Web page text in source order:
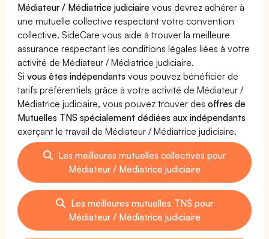
Médiateur / Médiatrice judiciaire vous devrez adhérer à
une mutuelle collective respectant votre convention
collective. SideCare vous aide à trouver la meilleure
assurance respectant les conditions légales liées à votre
activité de Médiateur / Médiatrice judiciaire.
Sivous êtes indépendants vous pouvez bénéficier de
tarifs préférentiels grâce à votre activité de Médiateur /
Médiatrice judiciaire, vous pouvez trouver desoffres de
Mutuelles TNS spécialement dédiées aux indépendants
exerçant le travail de Médiateur / Médiatrice judiciaire.
Les meilleures mutuelles collectives pour
Médiateur / Médiatrice judiciaire
Les meilleures mutuelles TNS pour
Médiateur / Médiatrice judiciaire